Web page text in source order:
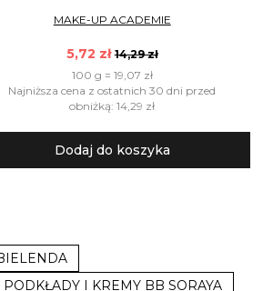
MAKE-UP ACADEMIE
5,72 zł 14,29 zł
100 g = 19,07 zł
Najniższa cena z ostatnich 30 dni przed
obniżką: 14,29 zł
Dodaj do koszyka
PODKŁADY I KREMY BB SORAYA